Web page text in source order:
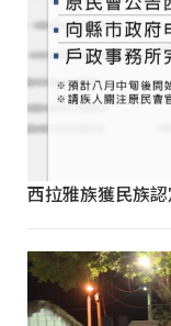
西拉雅族獲民族